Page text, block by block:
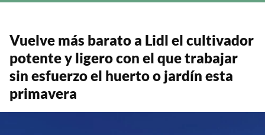
Vuelve más barato a Lidl el cultivador
potente y ligero con el que trabajar
sin esfuerzo el huerto o jardín esta
primavera